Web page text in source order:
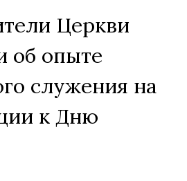
Церкви
об опыте
служения на
к Дню